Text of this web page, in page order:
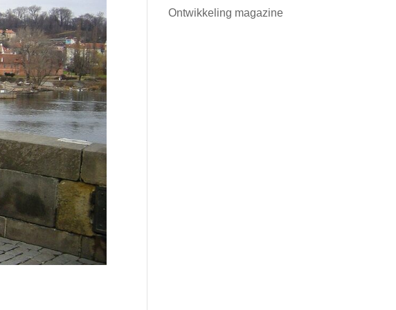
Ontwikkeling magazine